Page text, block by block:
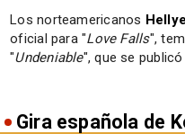
Los norteamericanos
oficial para "Love Falls",
"Undeniable", que se
Gira española de